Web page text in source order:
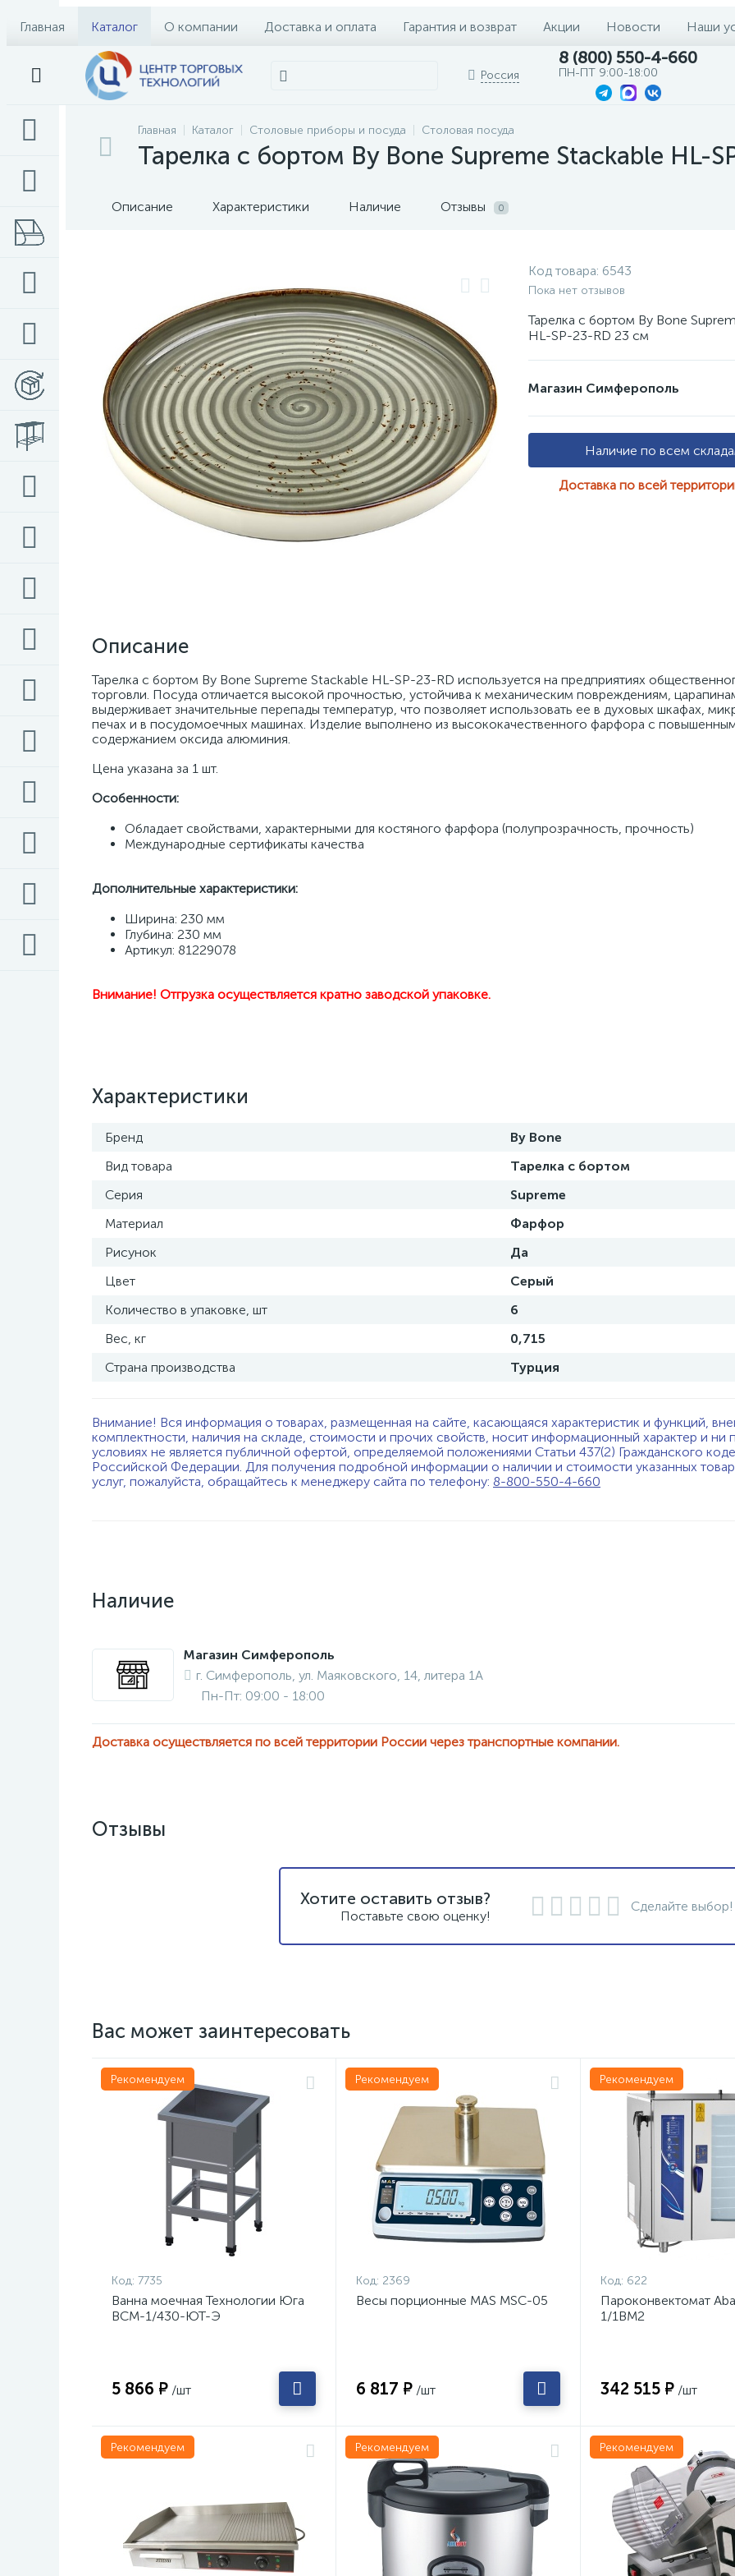
Главная Каталог О компании Доставка и оплата Гарантия и возврат Акции Новости Наши
Россия
8 (800) 550-4-660
ПН-ПТ 9:00-18:00
Главная Каталог Столовые приборы и посуда Столовая посуда
Тарелка с бортом By Bone Supreme Stackable HL-
Описание Характеристики Наличие Отзывы 0
Код товара: 6543
Пока нет отзывов
Тарелка с бортом By Bone
HL-SP-23-RD 23 см
Магазин Симферополь
Наличие по всем
Доставка по всей
Описание
Тарелка с бортом By Bone Supreme Stackable HL-SP-23-RD используется на предприятиях
торговли. Посуда отличается высокой прочностью, устойчива к механическим повреждениям,
выдерживает значительные перепады температур, что позволяет использовать ее в духовых шкафах,
печах и в посудомоечных машинах. Изделие выполнено из высококачественного фарфора с
содержанием оксида алюминия.
Цена указана за 1 шт.
Особенности:
Обладает свойствами, характерными для костяного фарфора (полупрозрачность, прочность)
Международные сертификаты качества
Дополнительные характеристики:
Ширина: 230 мм
Глубина: 230 мм
Артикул: 81229078
Внимание! Отгрузка осуществляется кратно заводской упаковке.
Характеристики
Бренд
By Bone
Вид товара
Тарелка с бортом
Серия
Supreme
Материал
Фарфор
Рисунок
Да
Цвет
Серый
Количество в упаковке, шт
6
Вес, кг
0,715
Страна производства
Турция
Внимание! Вся информация о товарах, размещенная на сайте, касающаяся характеристик и функций,
комплектности, наличия на складе, стоимости и прочих свойств, носит информационный характер и ни
условиях не является публичной офертой, определяемой положениями Статьи 437(2) Гражданского
Российской Федерации. Для получения подробной информации о наличии и стоимости указанных
услуг, пожалуйста, обращайтесь к менеджеру сайта по телефону: 8-800-550-4-660
Наличие
Магазин Симферополь
г. Симферополь, ул. Маяковского, 14, литера 1А
Пн-Пт: 09:00 - 18:00
Доставка осуществляется по всей территории России через транспортные компании.
Отзывы
Хотите оставить отзыв?
Поставьте свою оценку!
Сделайте выбор!
Вас может заинтересовать
Рекомендуем
Код: 7735
Ванна моечная Технологии Юга
ВСМ-1/430-ЮТ-Э
5 866 ₽ /шт
Рекомендуем
Код: 2369
Весы порционные MAS MSC-05
6 817 ₽ /шт
Рекомендуем
Код: 622
Пароконвектомат
1/1ВМ2
342 515 ₽ /шт
Рекомендуем Рекомендуем Рекомендуем